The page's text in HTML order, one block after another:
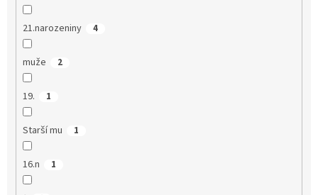
21.narozeniny 4
muže 2
19. 1
Starší mu 1
16.n 1